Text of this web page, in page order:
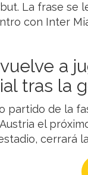
La frase se
con Inter
a
tras la
partido de la
el
cerrará